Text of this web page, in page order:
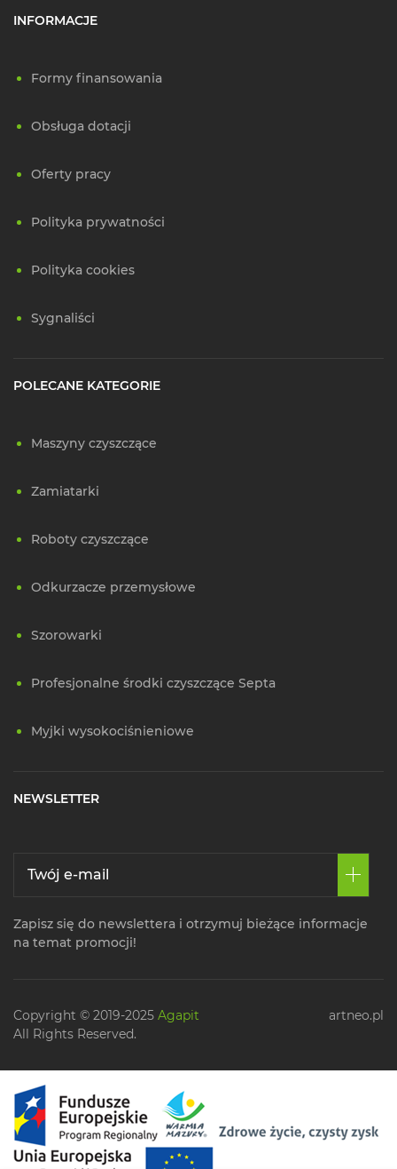
INFORMACJE
Formy finansowania
Obsługa dotacji
Oferty pracy
Polityka prywatności
Polityka cookies
Sygnaliści
POLECANE KATEGORIE
Maszyny czyszczące
Zamiatarki
Roboty czyszczące
Odkurzacze przemysłowe
Szorowarki
Profesjonalne środki czyszczące Septa
Myjki wysokociśnieniowe
NEWSLETTER
Zapisz się do newslettera i otrzymuj bieżące informacje
na temat promocji!
Copyright © 2019-2025 Agapit
All Rights Reserved.
artneo.pl